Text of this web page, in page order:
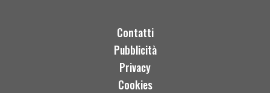
Contatti
Pubblicità
Privacy
Cookies